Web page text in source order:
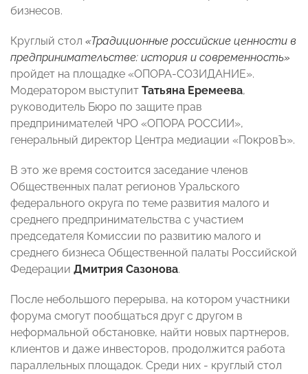
бизнесов.
Круглый стол «Традиционные российские ценности в
предпринимательстве: история и современность»
пройдет на площадке «ОПОРА-СОЗИДАНИЕ».
Модератором выступит Татьяна Еремеева,
руководитель Бюро по защите прав
предпринимателей ЧРО «ОПОРА РОССИИ»,
генеральный директор Центра медиации «ПокровЪ».
В это же время состоится заседание членов
Общественных палат регионов Уральского
федерального округа по теме развития малого и
среднего предпринимательства с участием
председателя Комиссии по развитию малого и
среднего бизнеса Общественной палаты Российской
Федерации Дмитрия Сазонова.
После небольшого перерыва, на котором участники
форума смогут пообщаться друг с другом в
неформальной обстановке, найти новых партнеров,
клиентов и даже инвесторов, продолжится работа
параллельных площадок. Среди них - круглый стол